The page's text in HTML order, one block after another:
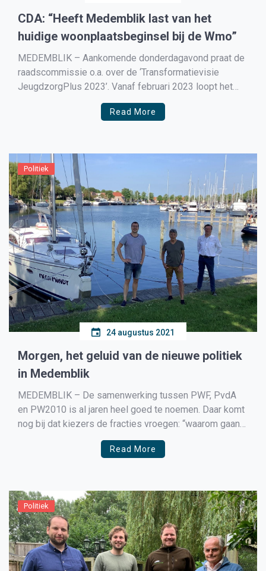
CDA: “Heeft Medemblik last van het
huidige woonplaatsbeginsel bij de Wmo”
MEDEMBLIK – Aankomende donderdagavond praat de
raadscommissie o.a. over de ‘Transformatievisie
JeugdzorgPlus 2023’. Vanaf februari 2023 loopt het
huidige contract van de JeugdzorgPlus af en zijn de
achttien Noord-Holland Noord gemeenten het
transformatievisie stellen de gemeenten […]
Read More
Politiek
24 augustus 2021
Morgen, het geluid van de nieuwe politiek
in Medemblik
MEDEMBLIK – De samenwerking tussen PWF, PvdA
en PW2010 is al jaren heel goed te noemen. Daar komt
nog bij dat kiezers de fracties vroegen: “waarom gaan
de linkse partijen niet samen om één sterk, progressief
blok te vormen”. Aan de oproep van de kiezer is gehoor
Read More
Politiek